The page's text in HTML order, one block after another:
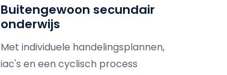
Buitengewoon secundair
onderwijs
Met individuele handelingsplannen,
iac's en een cyclisch process